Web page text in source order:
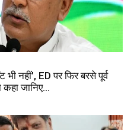
नहीं’, ED पर फिर बरसे पूर्व
जानिए…